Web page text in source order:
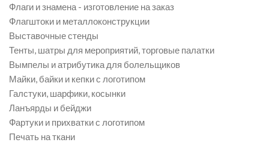
Флаги и знамена - изготовление на заказ
Флагштоки и металлоконструкции
Выставочные стенды
Тенты, шатры для мероприятий, торговые палатки
Вымпелы и атрибутика для болельщиков
Майки, байки и кепки с логотипом
Галстуки, шарфики, косынки
Ланъярды и бейджи
Фартуки и прихватки с логотипом
Печать на ткани